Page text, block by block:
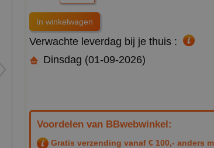
Verwachte leverdag bij je thuis :
Dinsdag (01-09-2026)
Voordelen van BBwebwinkel:
Gratis verzending vanaf € 100,- anders